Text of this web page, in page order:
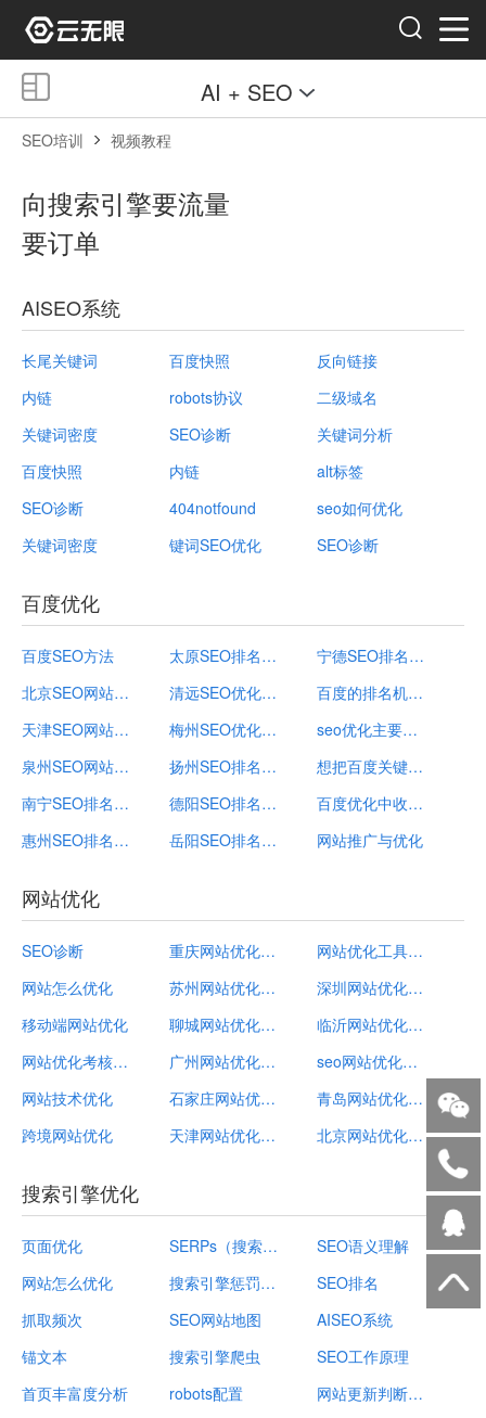
AI + SEO
SEO培训 视频教程
向搜索引擎要流量
要订单
AISEO系统
长尾关键词
内链
关键词密度
百度快照
SEO诊断
关键词密度
百度快照
robots协议
SEO诊断
内链
404notfound
键词SEO优化
反向链接
二级域名
关键词分析
alt标签
seo如何优化
SEO诊断
百度优化
百度SEO方法
北京SEO网站优化_百度优化_北京关键词优化服务
天津SEO网站优化_天津网站关键词排名_百度优化
泉州SEO网站优化_百度优化_泉州网站关键词推广
南宁SEO排名公司_南宁关键词优化服务_百度优化
惠州SEO排名公司_百度优化_惠州网页关键词优化
太原SEO排名公司_太原关键词优化排名_百度优化
清远SEO优化推广_百度优化_清远关键词优化排名
梅州SEO优化推广_梅州网站关键词排名_百度优化
扬州SEO排名外包_扬州关键词优化服务_百度优化
德阳SEO排名外包_百度优化_德阳网页关键词优化
岳阳SEO排名外包_岳阳关键词优化排名_百度优化
宁德SEO排名外包_百度优化_宁德网站关键词排名
百度的排名机制是什么？百度优化适用于网站推广吗？
seo优化主要应用到哪些方面？如何做百度优化？
想把百度关键词优化首页，你需要找专业百度优化公司
百度优化中收录减少的可能因素
网站推广与优化
网站优化
SEO诊断
网站怎么优化
移动端网站优化
网站优化考核指标
网站技术优化
跨境网站优化
重庆网站优化常识
苏州网站优化排名
聊城网站优化公司
广州网站优化公司招聘
石家庄网站优化指导
天津网站优化步骤
网站优化工具是什么
深圳网站优化计划
临沂网站优化常识
seo网站优化方案怎么做
青岛网站优化服务
北京网站优化公司哪家好wyhseo
搜索引擎优化
页面优化
网站怎么优化
抓取频次
锚文本
首页丰富度分析
SERPs（搜索引擎结果页）
搜索引擎惩罚规避
SEO网站地图
搜索引擎爬虫
robots配置
SEO语义理解
SEO排名
AISEO系统
SEO工作原理
网站更新判断依据